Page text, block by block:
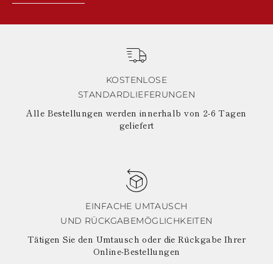
KOSTENLOSE
STANDARDLIEFERUNGEN
Alle Bestellungen werden innerhalb von 2-6 Tagen
geliefert
EINFACHE UMTAUSCH
UND RÜCKGABEMÖGLICHKEITEN
Tätigen Sie den Umtausch oder die Rückgabe Ihrer
Online-Bestellungen